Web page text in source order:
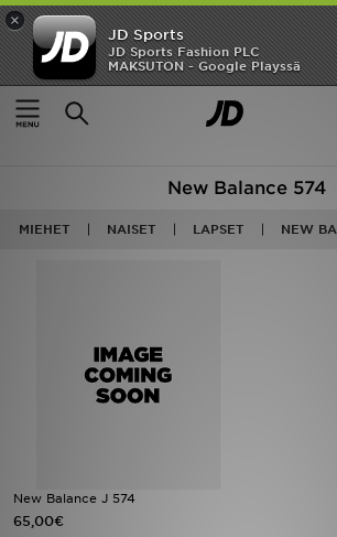
×
JD Sports
JD Sports Fashion PLC
MAKSUTON - Google Playssä
Etusivu
New Balance 574
Tuote
New Balance 574
MIEHET NAISET LAPSET NEW
New Balance J 574
65,00€
Etusivu
Ale
Miehet
Tuotemerkit
Jalkapallo